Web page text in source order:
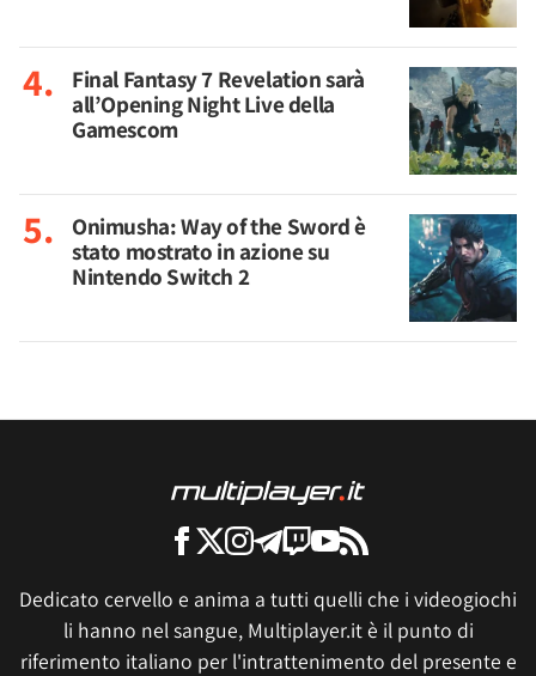
Final Fantasy 7 Revelation sarà
all’Opening Night Live della
Gamescom
Onimusha: Way of the Sword è
stato mostrato in azione su
Nintendo Switch 2
Dedicato cervello e anima a tutti quelli che i videogiochi
li hanno nel sangue, Multiplayer.it è il punto di
riferimento italiano per l'intrattenimento del presente e